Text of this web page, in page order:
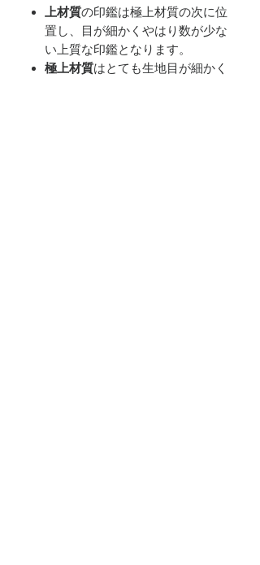
上材質の印鑑は極上材質の次に位
置し、目が細かくやはり数が少な
い上質な印鑑となります。
極上材質はとても生地目が細かく